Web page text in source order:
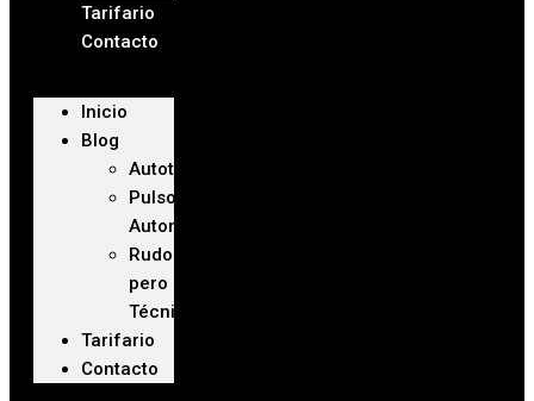
Tarifario
Contacto
Inicio
Blog
Autoteca
Pulso
Automotriz
Rudo
pero
Técnico
Tarifario
Contacto